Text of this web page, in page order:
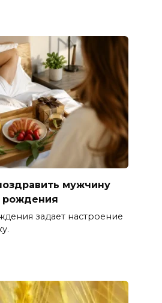
мужчину
рождения
задает настроение